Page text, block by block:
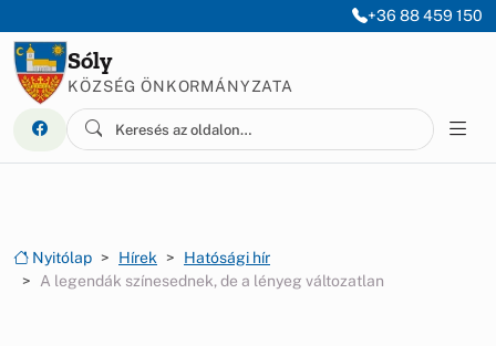
+36 88 459 150
Sóly
KÖZSÉG ÖNKORMÁNYZATA
Nyitólap Hírek
Hatósági hír
A legendák színesednek, de a lényeg változatlan